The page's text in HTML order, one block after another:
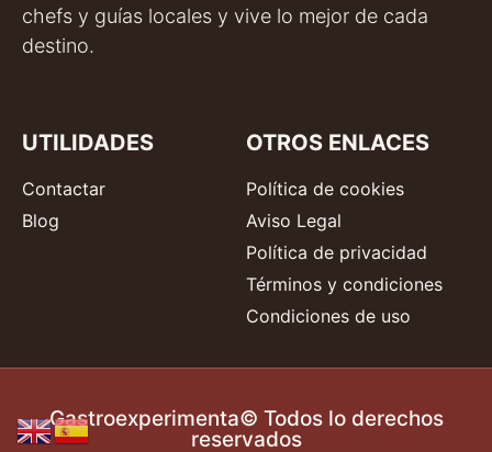
chefs y guías locales y vive lo mejor de cada
destino.
UTILIDADES
Contactar
Blog
OTROS ENLACES
Política de cookies
Aviso Legal
Política de privacidad
Términos y condiciones
Condiciones de uso
Gastroexperimenta© Todos lo derechos
reservados